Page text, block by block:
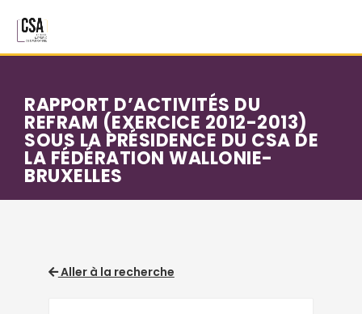
RAPPORT D’ACTIVITÉS DU
REFRAM (EXERCICE 2012-2013)
SOUS LA PRÉSIDENCE DU CSA DE
LA FÉDÉRATION WALLONIE-
BRUXELLES
Aller à la recherche